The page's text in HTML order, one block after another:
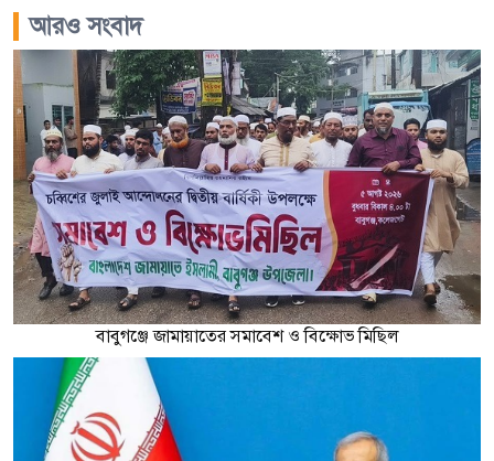
আরও সংবাদ
বাবুগঞ্জে জামায়াতের সমাবেশ ও বিক্ষোভ মিছিল